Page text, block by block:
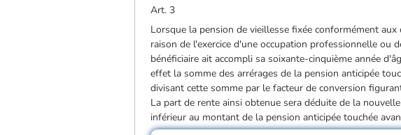
Art. 3
Lorsque la pension de vieillesse fixée conformément
raison de l'exercice d'une occupation professionnelle
bénéficiaire ait accompli sa soixante­-cinquième année
effet la somme des arrérages de la pension anticipée
divisant cette somme par le facteur de conversion
La part de rente ainsi obtenue sera déduite de la
inférieur au montant de la pension anticipée touchée